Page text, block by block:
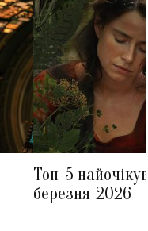
Топ-5
березня-2026